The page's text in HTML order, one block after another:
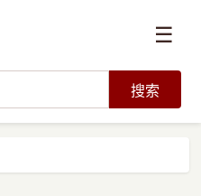
☰
搜索